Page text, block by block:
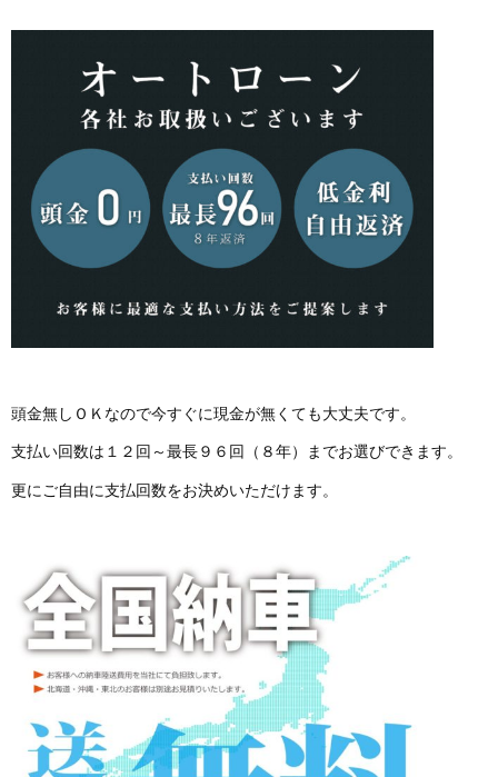
頭金無しＯＫなので今すぐに現金が無くても大丈夫です。
支払い回数は１２回～最長９６回（８年）までお選びできます。
更にご自由に支払回数をお決めいただけます。